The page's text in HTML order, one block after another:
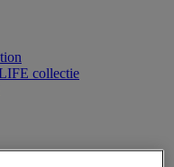
collectie